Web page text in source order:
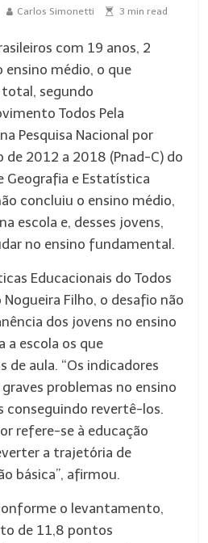
Carlos Simonetti 3 min read
com 19 anos, 2
médio, o que
segundo
Todos Pela
Pesquisa Nacional por
2012 a 2018 (Pnad-C) do
Geografia e Estatística
concluiu o ensino médio,
escola e, desses jovens,
no ensino fundamental.
Educacionais do Todos
Nogueira Filho, o desafio não
dos jovens no ensino
a escola os que
de aula. “Os indicadores
problemas no ensino
conseguindo revertê-los.
refere-se à educação
a trajetória de
básica”, afirmou.
o levantamento,
de 11,8 pontos